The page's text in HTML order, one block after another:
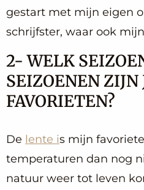
gestart met mijn eigen
schrijfster, waar ook
2- WELK
SEIZOENEN ZIJN
FAVORIETEN?
De lente is mijn
temperaturen dan nog
natuur weer tot leven